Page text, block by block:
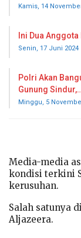
Kamis, 14
Ini Dua
Senin, 17 Juni 2024
Polri Akan
Gunung
Minggu, 5
Media-media
kondisi terkini
kerusuhan.
Salah satunya
Aljazeera.